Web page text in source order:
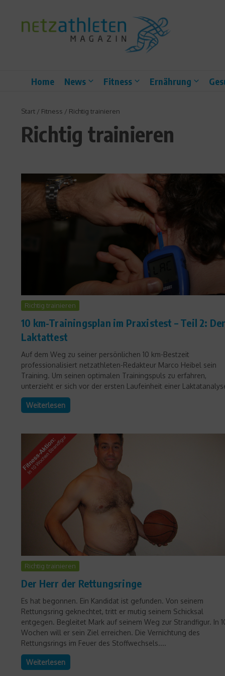
Home News Fitness Ernährung
Start / Fitness / Richtig trainieren
Richtig trainieren
Richtig trainieren
10 km-Trainingsplan im Praxistest – Teil 2: Der
Laktattest
Auf dem Weg zu seiner persönlichen 10 km-Bestzeit
professionalisiert netzathleten-Redakteur Marco Heibel sein
Training. Um seinen optimalen Trainingspuls zu erfahren,
unterzieht er sich vor der ersten Laufeinheit einer
Weiterlesen
Richtig trainieren
Der Herr der Rettungsringe
Es hat begonnen. Ein Kandidat ist gefunden. Von seinem
Rettungsring geknechtet, tritt er mutig seinem Schicksal
entgegen. Begleitet Mark auf seinem Weg zur Strandfigur. In
Wochen will er sein Ziel erreichen. Die Vernichtung des
Rettungsrings im Feuer des Stoffwechsels....
Weiterlesen